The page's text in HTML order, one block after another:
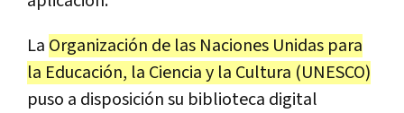
La Organización de las Naciones Unidas para
la Educación, la Ciencia y la Cultura (UNESCO)
puso a disposición su biblioteca digital